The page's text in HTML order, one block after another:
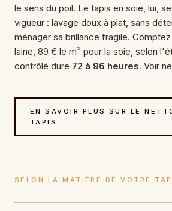
le sens du poil. Le tapis en soie, lui,
vigueur : lavage doux à plat, sans
ménager sa brillance fragile. Comptez
laine, 89 € le m² pour la soie, selon
contrôlé dure 72 à 96 heures. Voir
EN SAVOIR PLUS SUR LE
TAPIS
SELON LA MATIÈRE DE VOTRE